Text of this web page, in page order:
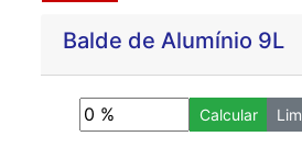
Balde de Alumínio 9L
Lucro Calcular